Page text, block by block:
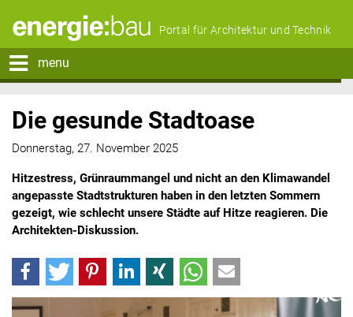
Portal für Architektur und Technik
menu
Die gesunde Stadtoase
Donnerstag, 27. November 2025
Hitzestress, Grünraummangel und nicht an den Klimawandel
angepasste Stadtstrukturen haben in den letzten Sommern
gezeigt, wie schlecht unsere Städte auf Hitze reagieren. Die
Architekten-Diskussion.